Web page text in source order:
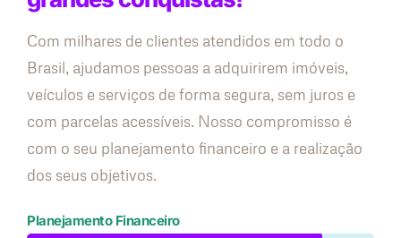
Com milhares de clientes atendidos em todo o
Brasil, ajudamos pessoas a adquirirem imóveis,
veículos e serviços de forma segura, sem juros e
com parcelas acessíveis. Nosso compromisso é
com o seu planejamento financeiro e a realização
dos seus objetivos.
Planejamento Financeiro